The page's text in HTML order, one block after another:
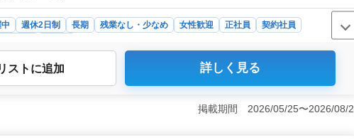
週休2日制 長期 残業なし・少なめ 女性歓迎 正社員
契約社員
務＞ 幸手市の特別養護老人ホームで、夜勤なしの看護師を募集していま
、オンコール対応があります（当番制）。オンコール手当や年末年始手当
スト に追加 詳しく見る
掲載期間 2026/05/25〜2026/08/